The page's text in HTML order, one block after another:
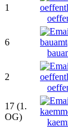
1
6
2
17 (1.
OG)